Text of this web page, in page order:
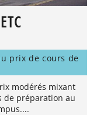
prix de cours de
modérés mixant
de préparation au